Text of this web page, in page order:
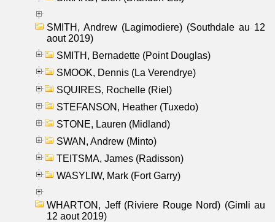
SMITH, Andrew (Lagimodiere) (Southdale au 12
aout 2019)
SMITH, Bernadette (Point Douglas)
SMOOK, Dennis (La Verendrye)
SQUIRES, Rochelle (Riel)
STEFANSON, Heather (Tuxedo)
STONE, Lauren (Midland)
SWAN, Andrew (Minto)
TEITSMA, James (Radisson)
WASYLIW, Mark (Fort Garry)
WHARTON, Jeff (Riviere Rouge Nord) (Gimli au
12 aout 2019)